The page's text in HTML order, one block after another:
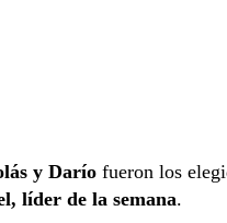
y Darío fueron los
líder de la semana.